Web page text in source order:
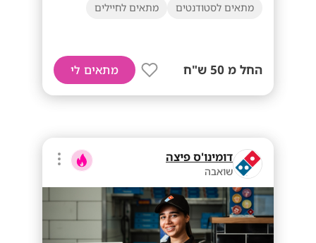
מתאים לסטודנטים מתאים לחיילים
החל מ 50 ש"ח מתאים לי
דומינו'ס פיצה
שואבה